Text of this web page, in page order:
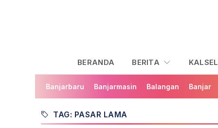
BERANDA BERITA KALSEL
Banjarbaru Banjarmasin Balangan Banjar
TAG: PASAR LAMA